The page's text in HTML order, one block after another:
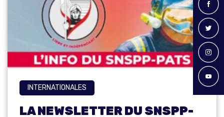
INTERNATIONALES
LA NEWSLETTER DU SNSPP-